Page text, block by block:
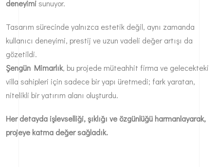
deneyimisunuyor.
Tasarım sürecinde yalnızca estetik değil, aynı zamanda
kullanıcı deneyimi, prestij ve uzun vadeli değer artışı da
gözetildi.
Şengün Mimarlık, bu projede müteahhit firma ve gelecekteki
villa sahipleri için sadece bir yapı üretmedi; fark yaratan,
nitelikli bir yatırım alanı oluşturdu.
Her detayda işlevselliği, şıklığı ve özgünlüğü harmanlayarak,
projeye katma değer sağladık.